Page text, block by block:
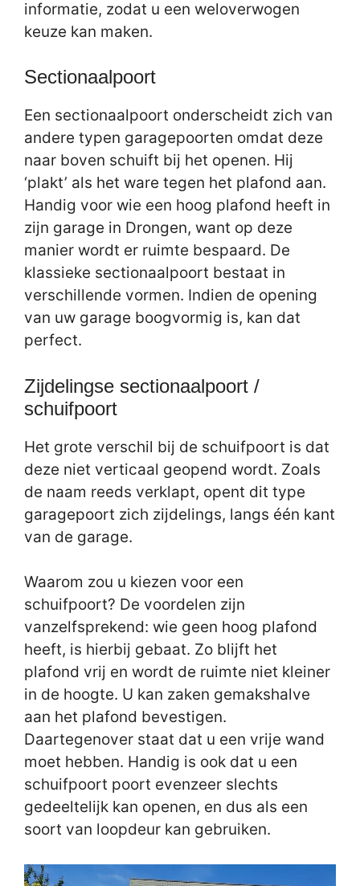
informatie, zodat u een weloverwogen
keuze kan maken.
Sectionaalpoort
Een sectionaalpoort onderscheidt zich van
andere typen garagepoorten omdat deze
naar boven schuift bij het openen. Hij
‘plakt’ als het ware tegen het plafond aan.
Handig voor wie een hoog plafond heeft in
zijn garage in Drongen, want op deze
manier wordt er ruimte bespaard. De
klassieke sectionaalpoort bestaat in
verschillende vormen. Indien de opening
van uw garage boogvormig is, kan dat
perfect.
Zijdelingse sectionaalpoort /
schuifpoort
Het grote verschil bij de schuifpoort is dat
deze niet verticaal geopend wordt. Zoals
de naam reeds verklapt, opent dit type
garagepoort zich zijdelings, langs één kant
van de garage.
Waarom zou u kiezen voor een
schuifpoort? De voordelen zijn
vanzelfsprekend: wie geen hoog plafond
heeft, is hierbij gebaat. Zo blijft het
plafond vrij en wordt de ruimte niet kleiner
in de hoogte. U kan zaken gemakshalve
aan het plafond bevestigen.
Daartegenover staat dat u een vrije wand
moet hebben. Handig is ook dat u een
schuifpoort poort evenzeer slechts
gedeeltelijk kan openen, en dus als een
soort van loopdeur kan gebruiken.